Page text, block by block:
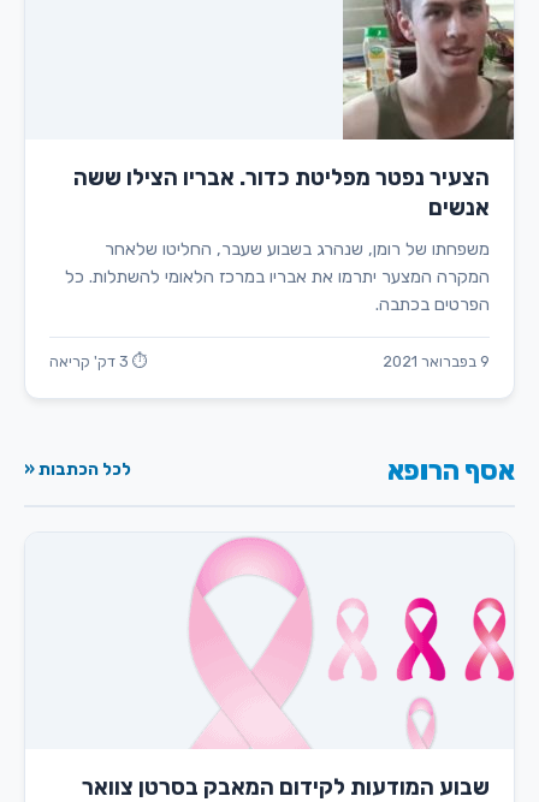
הצעיר נפטר מפליטת כדור. אבריו הצילו ששה
אנשים
משפחתו של רומן, שנהרג בשבוע שעבר, החליטו שלאחר
המקרה המצער יתרמו את אבריו במרכז הלאומי להשתלות. כל
הפרטים בכתבה.
9 בפברואר 2021 ⏱ 3 דק' קריאה
אסף הרופא לכל הכתבות «
שבוע המודעות לקידום המאבק בסרטן צוואר